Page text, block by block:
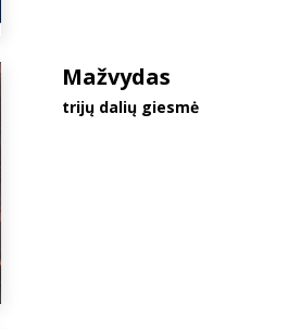
Mažvydas
trijų dalių giesmė